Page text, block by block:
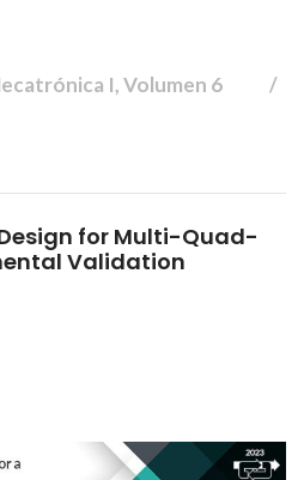
I, Volumen 6
for Multi-Quad-
Validation